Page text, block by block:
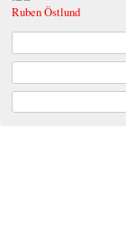
Ruben Östlund